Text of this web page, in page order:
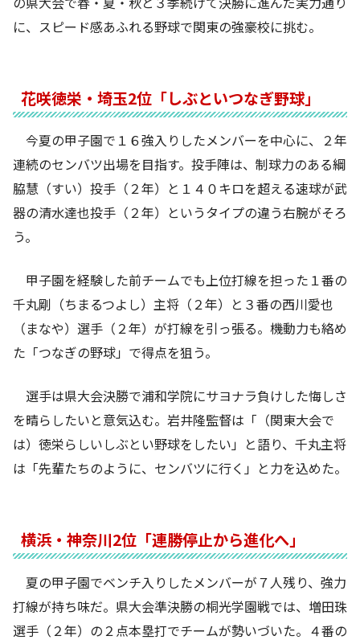
に、スピード感あふれる野球で関東の強豪校に挑む。
花咲徳栄・埼玉2位「しぶといつなぎ野球」
今夏の甲子園で１６強入りしたメンバーを中心に、２年
連続のセンバツ出場を目指す。投手陣は、制球力のある綱
脇慧（すい）投手（２年）と１４０キロを超える速球が武
器の清水達也投手（２年）というタイプの違う右腕がそろ
う。
甲子園を経験した前チームでも上位打線を担った１番の
千丸剛（ちまるつよし）主将（２年）と３番の西川愛也
（まなや）選手（２年）が打線を引っ張る。機動力も絡め
た「つなぎの野球」で得点を狙う。
選手は県大会決勝で浦和学院にサヨナラ負けした悔しさ
を晴らしたいと意気込む。岩井隆監督は「（関東大会で
は）徳栄らしいしぶとい野球をしたい」と語り、千丸主将
は「先輩たちのように、センバツに行く」と力を込めた。
横浜・神奈川2位「連勝停止から進化へ」
夏の甲子園でベンチ入りしたメンバーが７人残り、強力
打線が持ち味だ。県大会準決勝の桐光学園戦では、増田珠
選手（２年）の２点本塁打でチームが勢いづいた。４番の